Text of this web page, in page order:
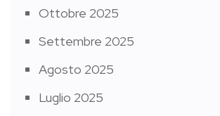
Ottobre 2025
Settembre 2025
Agosto 2025
Luglio 2025